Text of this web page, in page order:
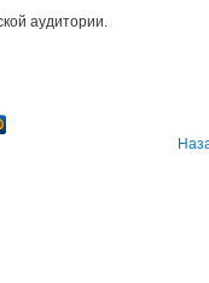
аудитории.